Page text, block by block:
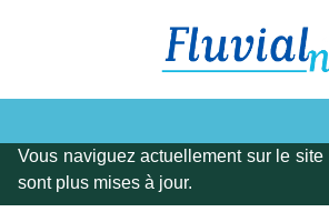
Vous naviguez actuellement sur le
sont plus mises à jour.